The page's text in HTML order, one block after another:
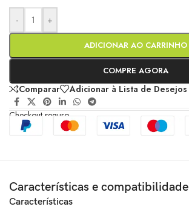
- +
ADICIONAR AO CARRINHO
COMPRE AGORA
Comparar Adicionar à Lista de Desejos
Checkout seguro
Características e compatibilidade
Características